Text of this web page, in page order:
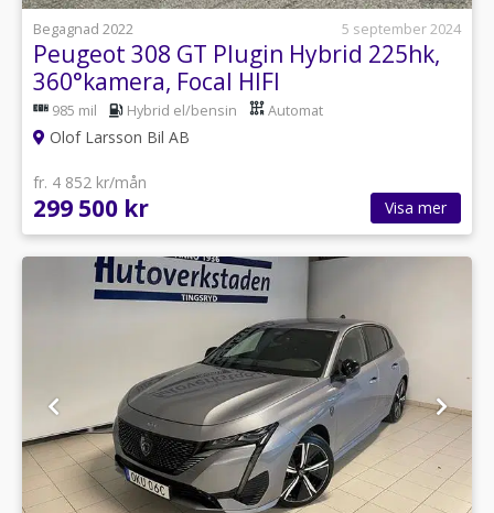
Begagnad 2022
5 september 2024
Peugeot 308 GT Plugin Hybrid 225hk,
360°kamera, Focal HIFI
985 mil Hybrid el/bensin Automat
Olof Larsson Bil AB
fr. 4 852 kr/mån
299 500 kr Visa mer